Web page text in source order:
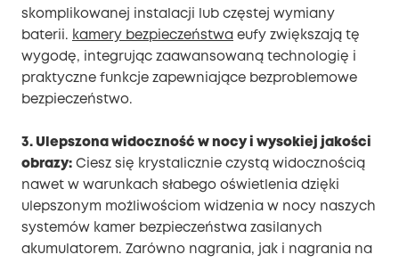
skomplikowanej instalacji lub częstej wymiany
baterii. kamery bezpieczeństwa eufy zwiększają tę
wygodę, integrując zaawansowaną technologię i
praktyczne funkcje zapewniające bezproblemowe
bezpieczeństwo.
3. Ulepszona widoczność w nocy i wysokiej jakości
obrazy: Ciesz się krystalicznie czystą widocznością
nawet w warunkach słabego oświetlenia dzięki
ulepszonym możliwościom widzenia w nocy naszych
systemów kamer bezpieczeństwa zasilanych
akumulatorem. Zarówno nagrania, jak i nagrania na